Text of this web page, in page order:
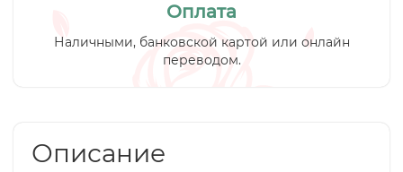
Оплата
Наличными, банковской картой или онлайн
переводом.
Описание